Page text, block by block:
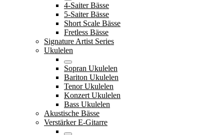
4-Saiter Bässe
5-Saiter Bässe
Short Scale Bässe
Fretless Bässe
Signature Artist Series
Ukulelen
Sopran Ukulelen
Bariton Ukulelen
Tenor Ukulelen
Konzert Ukulelen
Bass Ukulelen
Akustische Bässe
Verstärker E-Gitarre